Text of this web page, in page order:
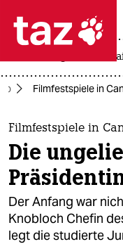
 taz
themen
politik
öko
gesellschaft
krieg in der
Filmfestspiele in
Filmfestspiele in
Die
Der Anfang war
Knobloch Chefin
legt die studierte